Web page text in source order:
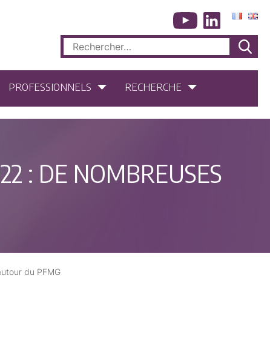
Rechercher :
PROFESSIONNELS RECHERCHE
: DE NOMBREUSES
du PFMG